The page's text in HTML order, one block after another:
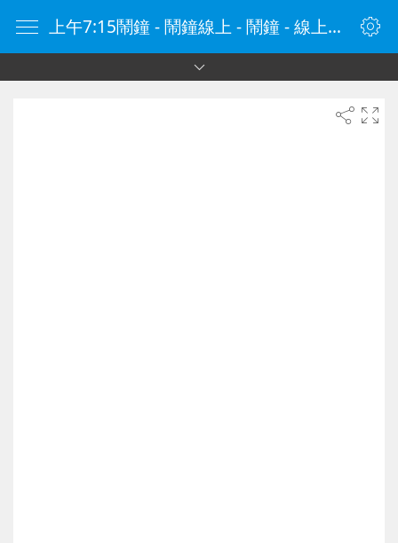
上午7:15鬧鐘 - 鬧鐘線上 - 鬧鐘 - 線上鬧鐘 - 在線鬧鐘 - 鬧鐘在線 - naozhong.tw